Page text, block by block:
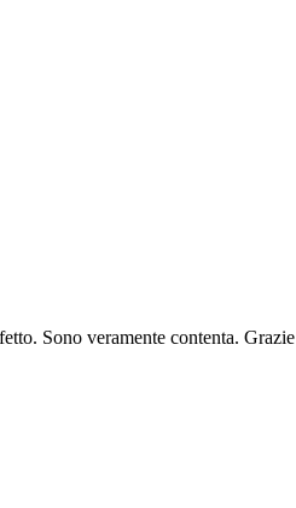
Sono veramente contenta. Grazie